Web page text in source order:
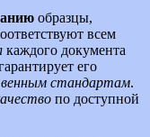
образцы,
всем
каждого документа
его
стандартам.
по доступной